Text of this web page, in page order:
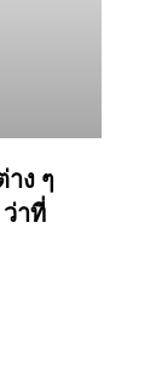
ง ๆ
ว่าที่